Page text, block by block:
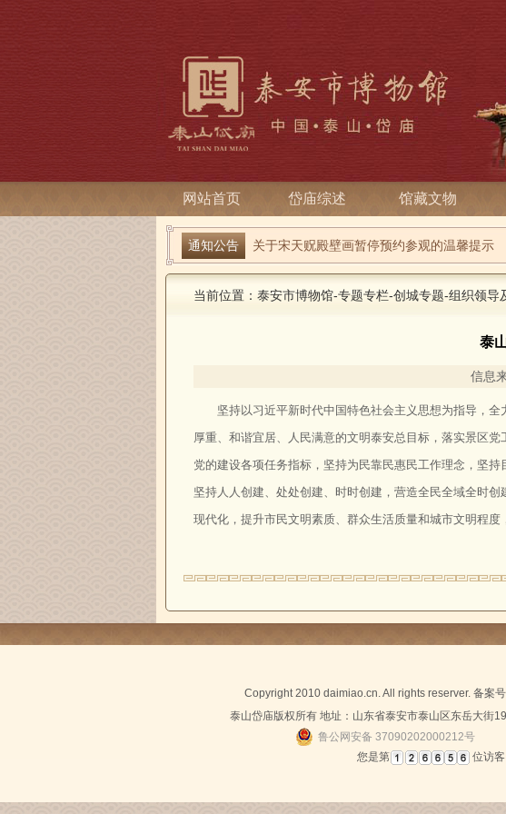
网站首页 岱庙综述 馆藏文物
通知公告
关于宋天贶殿壁画暂停预约参观的温馨提示
当前位置： 泰安市博物馆-专题专栏-创城专题-组织领导
泰
信息
坚持以习近平新时代中国特色社会主义思想为指导，
厚重、和谐宜居、人民满意的文明泰安总目标，落实景区
党的建设各项任务指标，坚持为民靠民惠民工作理念，坚
坚持人人创建、处处创建、时时创建，营造全民全域全时
现代化，提升市民文明素质、群众生活质量和城市文明程
Copyright 2010 daimiao.cn. All rights reserver. 备案号
泰山岱庙版权所有 地址：山东省泰安市泰山区东岳大街
鲁公网安备 37090202000212号
您是第
位访客